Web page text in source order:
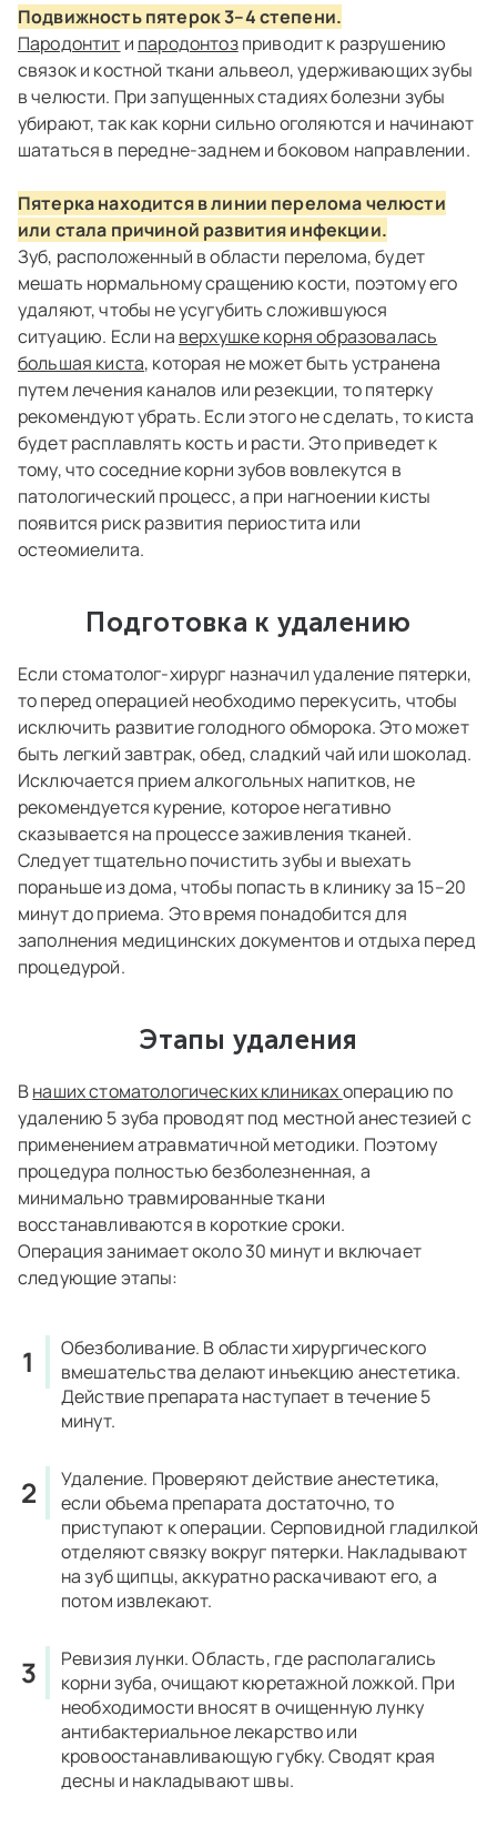
Подвижность пятерок 3–4 степени.
Пародонтит и пародонтозприводит к разрушению
связок и костной ткани альвеол, удерживающих зубы
в челюсти. При запущенных стадиях болезни зубы
убирают, так как корни сильно оголяются и начинают
шататься в передне-заднем и боковом направлении.
Пятерка находится в линии перелома челюсти
или стала причиной развития инфекции.
Зуб, расположенный в области перелома, будет
мешать нормальному сращению кости, поэтому его
удаляют, чтобы не усугубить сложившуюся
ситуацию. Если на верхушке корня образовалась
большая киста, которая не может быть устранена
путем лечения каналов или резекции, то пятерку
рекомендуют убрать. Если этого не сделать, то киста
будет расплавлять кость и расти. Это приведет к
тому, что соседние корни зубов вовлекутся в
патологический процесс, а при нагноении кисты
появится риск развития периостита или
остеомиелита.
Подготовка к удалению
Если стоматолог-хирург назначил удаление пятерки,
то перед операцией необходимо перекусить, чтобы
исключить развитие голодного обморока. Это может
быть легкий завтрак, обед, сладкий чай или шоколад.
Исключается прием алкогольных напитков, не
рекомендуется курение, которое негативно
сказывается на процессе заживления тканей.
Следует тщательно почистить зубы и выехать
пораньше из дома, чтобы попасть в клинику за 15–20
минут до приема. Это время понадобится для
заполнения медицинских документов и отдыха перед
процедурой.
Этапы удаления
Внаших стоматологических клиникахоперацию по
удалению 5 зуба проводят под местной анестезией с
применением атравматичной методики. Поэтому
процедура полностью безболезненная, а
минимально травмированные ткани
восстанавливаются в короткие сроки.
Операция занимает около 30 минут и включает
следующие этапы:
Обезболивание. В областихирургического
вмешательства делают инъекцию анестетика.
Действие препарата наступает в течение 5
минут.
Удаление. Проверяют действие анестетика,
если объема препарата достаточно, то
приступают коперации. Серповидной гладилкой
отделяют связку вокруг пятерки. Накладывают
на зуб щипцы, аккуратно раскачивают его, а
потом извлекают.
Ревизиялунки.Область, где располагались
корнизуба, очищают кюретажной ложкой. При
необходимости вносят в очищеннуюлунку
антибактериальное лекарство или
кровоостанавливающую губку. Сводят края
десны и накладывают швы.